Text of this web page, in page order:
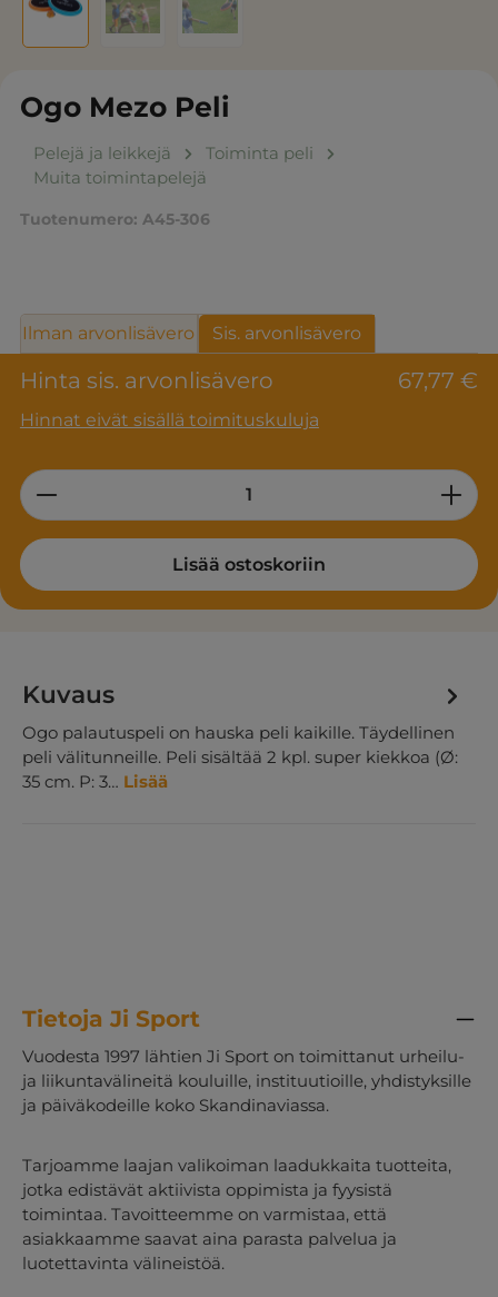
Ogo Mezo Peli
Pelejä ja leikkejä
Toiminta peli
Muita toimintapelejä
Tuotenumero: A45-306
Hinta sis. arvonlisävero 67,77 €
Hinnat eivät sisällä toimituskuluja
Ilman arvonlisävero Sis. arvonlisävero
Product Quantity: Enter the desired
Lisää ostoskoriin
Kuvaus
Ogo palautuspeli on hauska peli kaikille. Täydellinen
peli välitunneille. Peli sisältää 2 kpl. super kiekkoa (Ø:
35 cm. P: 3… Lisää
Tietoja Ji Sport
Vuodesta 1997 lähtien Ji Sport on toimittanut urheilu-
ja liikuntavälineitä kouluille, instituutioille, yhdistyksille
ja päiväkodeille koko Skandinaviassa.
Tarjoamme laajan valikoiman laadukkaita tuotteita,
jotka edistävät aktiivista oppimista ja fyysistä
toimintaa. Tavoitteemme on varmistaa, että
asiakkaamme saavat aina parasta palvelua ja
luotettavinta välineistöä.